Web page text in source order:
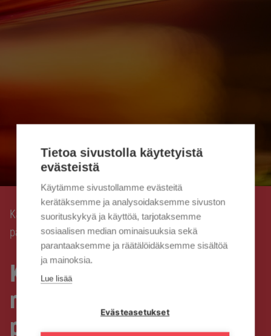
Kaisanet ›Kaisanetin muutosneuvottelut ovat
päättyneet
Kaisanetin
muutosneuvottelut ovat
päättyneet
Tietoa sivustolla käytetyistä
evästeistä
Käytämme sivustollamme evästeitä
kerätäksemme ja analysoidaksemme sivuston
suorituskykyä ja käyttöä, tarjotaksemme
sosiaalisen median ominaisuuksia sekä
parantaaksemme ja räätälöidäksemme sisältöä
ja mainoksia.
Lue lisää
Evästeasetukset